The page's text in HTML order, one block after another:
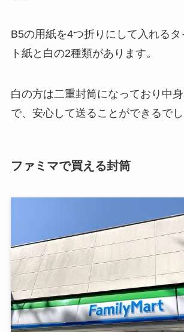
B5の用紙を4つ折りにして入れる
ト紙と白の2種類があります。
白の方は二重封筒になっており中
で、安心して送ることができるでし
ファミマで買える封筒